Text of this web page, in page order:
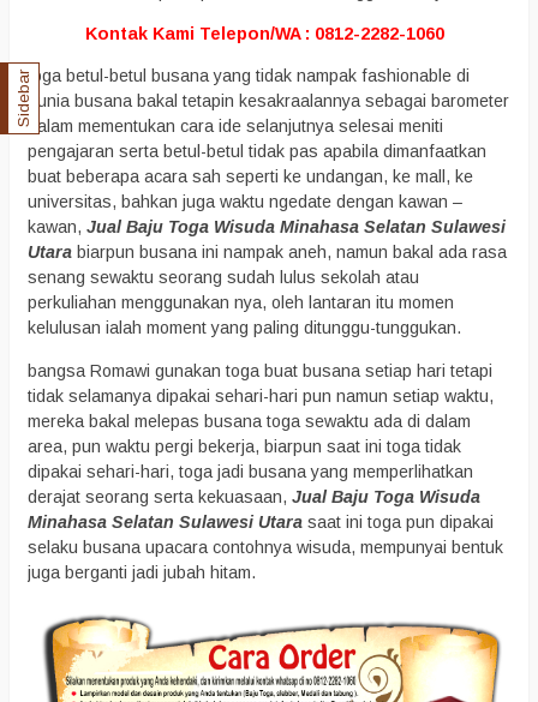
Kontak Kami Telepon/WA : 0812-2282-1060
toga betul-betul busana yang tidak nampak fashionable di
dunia busana bakal tetapin kesakraalannya sebagai barometer
dalam mementukan cara ide selanjutnya selesai meniti
pengajaran serta betul-betul tidak pas apabila dimanfaatkan
buat beberapa acara sah seperti ke undangan, ke mall, ke
universitas, bahkan juga waktu ngedate dengan kawan –
kawan, Jual Baju Toga Wisuda Minahasa Selatan Sulawesi
Utara biarpun busana ini nampak aneh, namun bakal ada rasa
senang sewaktu seorang sudah lulus sekolah atau
perkuliahan menggunakan nya, oleh lantaran itu momen
kelulusan ialah moment yang paling ditunggu-tunggukan.
bangsa Romawi gunakan toga buat busana setiap hari tetapi
tidak selamanya dipakai sehari-hari pun namun setiap waktu,
mereka bakal melepas busana toga sewaktu ada di dalam
area, pun waktu pergi bekerja, biarpun saat ini toga tidak
dipakai sehari-hari, toga jadi busana yang memperlihatkan
derajat seorang serta kekuasaan, Jual Baju Toga Wisuda
Minahasa Selatan Sulawesi Utara saat ini toga pun dipakai
selaku busana upacara contohnya wisuda, mempunyai bentuk
juga berganti jadi jubah hitam.
Sidebar